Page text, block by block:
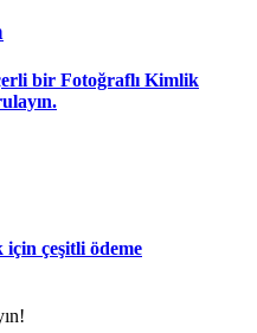
bir Fotoğraflı Kimlik
çeşitli ödeme